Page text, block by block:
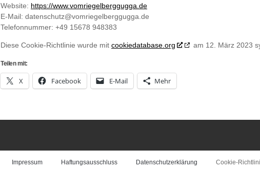
Website: https://www.vomriegelberggugga.de
E-Mail: datenschutz@vomriegelberggugga.de
Telefonnummer: +49 15678 948383
Diese Cookie-Richtlinie wurde mit cookiedatabase.org am 12. März 2023
Teilen mit:
X Facebook E-Mail Mehr
Impressum Haftungsausschluss Datenschutzerklärung Cookie-